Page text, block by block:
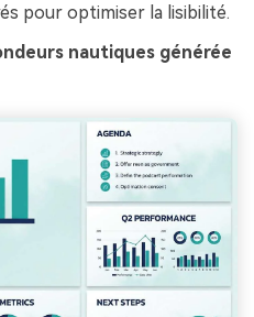
pour optimiser la lisibilité.
nautiques générée